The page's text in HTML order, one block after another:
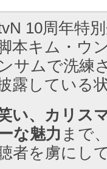
10周年特
本キム・ウ
サムで洗練
露している
い、カリス
な魅力 まで
者を虜にし